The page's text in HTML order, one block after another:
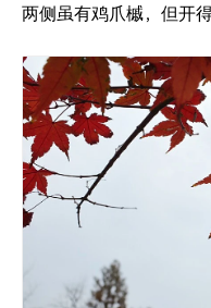
两侧虽有鸡爪槭，但开